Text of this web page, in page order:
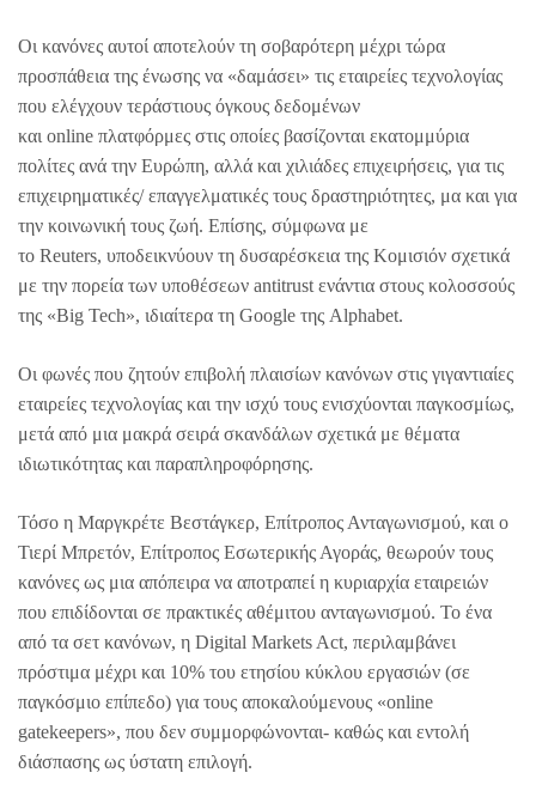
Οι κανόνες αυτοί αποτελούν τη σοβαρότερη μέχρι τώρα
προσπάθεια της ένωσης να «δαμάσει» τις εταιρείες τεχνολογίας
που ελέγχουν τεράστιους όγκους δεδομένων
και online πλατφόρμες στις οποίες βασίζονται εκατομμύρια
πολίτες ανά την Ευρώπη, αλλά και χιλιάδες επιχειρήσεις, για τις
επιχειρηματικές/ επαγγελματικές τους δραστηριότητες, μα και για
την κοινωνική τους ζωή. Επίσης, σύμφωνα με
το Reuters, υποδεικνύουν τη δυσαρέσκεια της Κομισιόν σχετικά
με την πορεία των υποθέσεων antitrust ενάντια στους κολοσσούς
της «Big Tech», ιδιαίτερα τη Google της Alphabet.
Οι φωνές που ζητούν επιβολή πλαισίων κανόνων στις γιγαντιαίες
εταιρείες τεχνολογίας και την ισχύ τους ενισχύονται παγκοσμίως,
μετά από μια μακρά σειρά σκανδάλων σχετικά με θέματα
ιδιωτικότητας και παραπληροφόρησης.
Τόσο η Μαργκρέτε Βεστάγκερ, Επίτροπος Ανταγωνισμού, και ο
Τιερί Μπρετόν, Επίτροπος Εσωτερικής Αγοράς, θεωρούν τους
κανόνες ως μια απόπειρα να αποτραπεί η κυριαρχία εταιρειών
που επιδίδονται σε πρακτικές αθέμιτου ανταγωνισμού. Το ένα
από τα σετ κανόνων, η Digital Markets Act, περιλαμβάνει
πρόστιμα μέχρι και 10% του ετησίου κύκλου εργασιών (σε
παγκόσμιο επίπεδο) για τους αποκαλούμενους «online
gatekeepers», που δεν συμμορφώνονται- καθώς και εντολή
διάσπασης ως ύστατη επιλογή.